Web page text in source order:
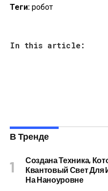
Теги: робот
In this article:
В Тренде
Создана Техника,
Квантовый Свет Для
На Наноуровне